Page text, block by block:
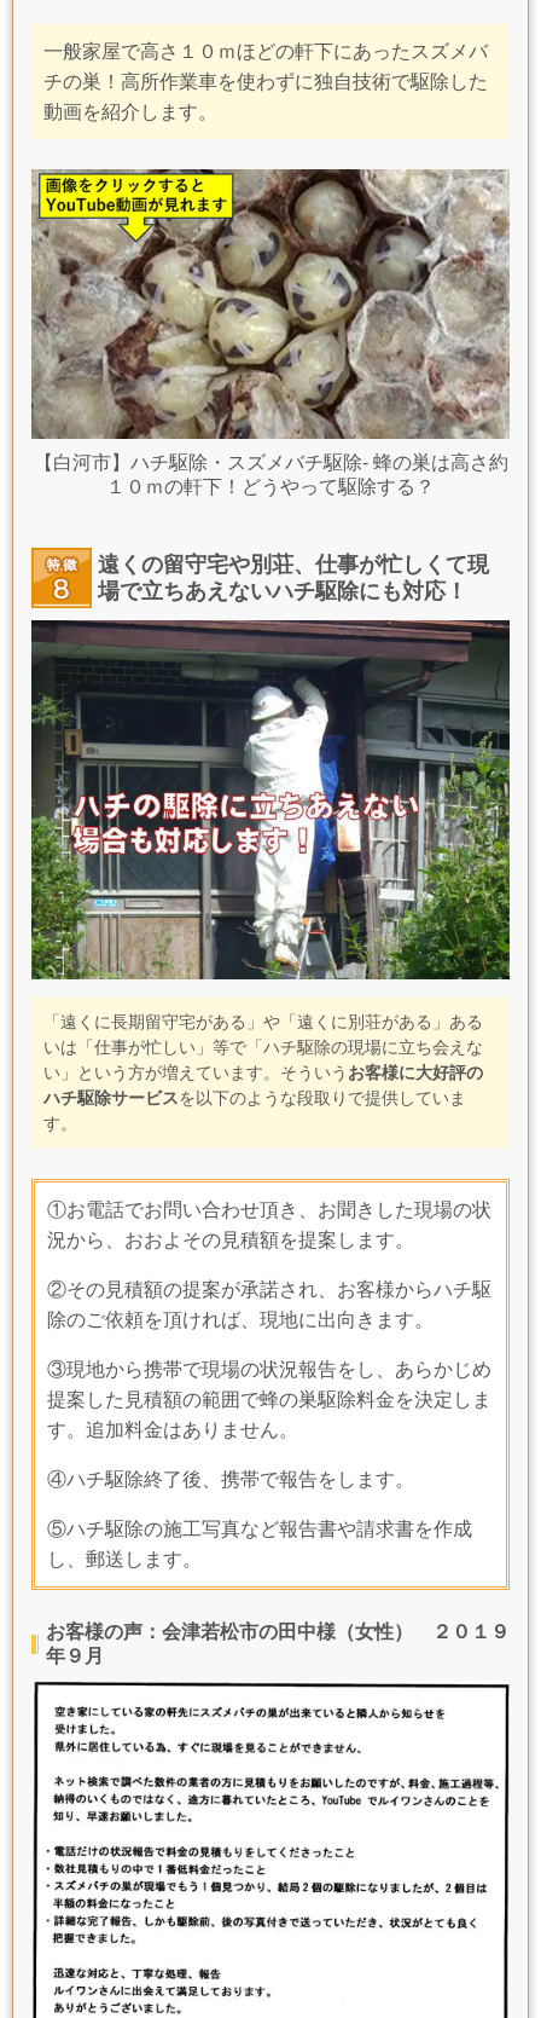
一般家屋で高さ１０ｍほどの軒下にあったスズメバ
チの巣！ 高所作業車を使わずに独自技術で駆除した
動画を紹介します。
【白河市】ハチ駆除・スズメバチ駆除- 蜂の巣は高さ約
１０ｍの軒下！どうやって駆除する？
遠くの留守宅や別荘、仕事が忙しくて現
場で立ちあえないハチ駆除にも対応！
「遠くに長期留守宅がある」や「遠くに別荘がある」ある
いは「仕事が忙しい」等で「ハチ駆除の現場に立ち会えな
い」という方が増えています。そういう お客様に大好評の
ハチ駆除サービスを以下のような段取りで提供していま
す。
①お電話でお問い合わせ頂き、お聞きした現場の状
況から、おおよその見積額を提案します。
②その見積額の提案が承諾され、お客様からハチ駆
除のご依頼を頂ければ、現地に出向きます。
③現地から携帯で現場の状況報告をし、あらかじめ
提案した見積額の範囲で蜂の巣駆除料金を決定しま
す。追加料金はありません。
④ハチ駆除終了後、携帯で報告をします。
⑤ハチ駆除の施工写真など報告書や請求書を作成
し、郵送します。
お客様の声：会津若松市の田中様（女性） ２０１９
年９月